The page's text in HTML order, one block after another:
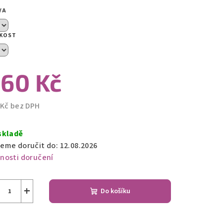
Kč
bez DPH
doručit do: 12.08.2026
doručení
+ Do košíku